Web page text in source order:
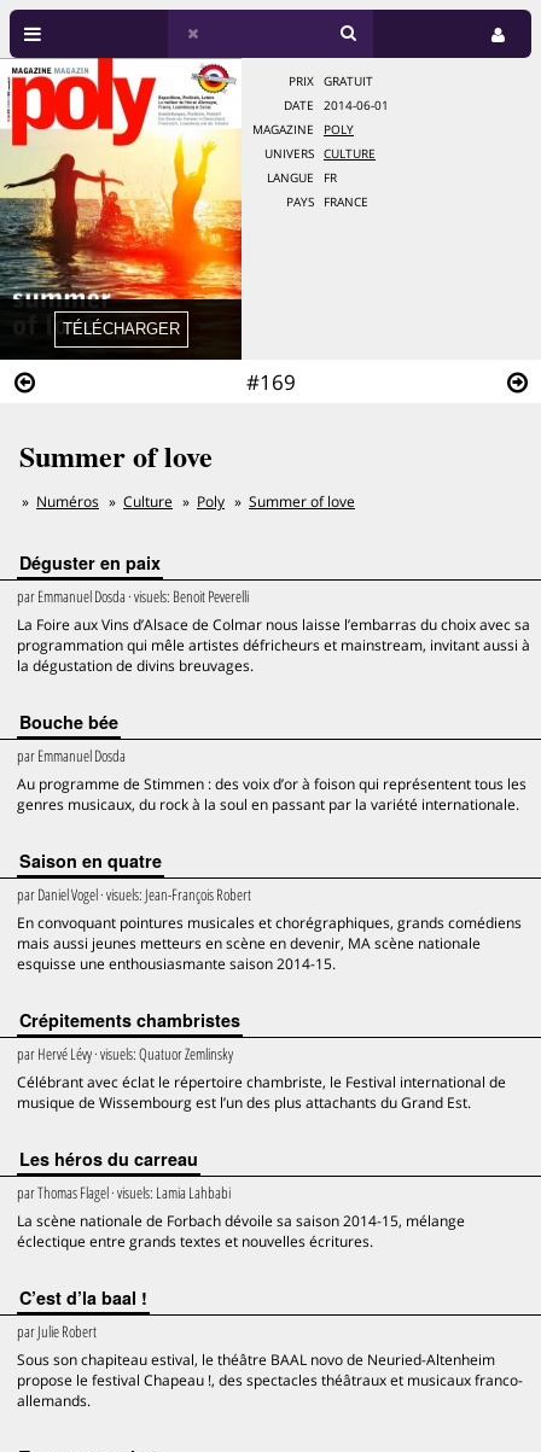
#169
PRIX
GRATUIT
DATE
2014-06-01
MAGAZINE
POLY
UNIVERS
CULTURE
LANGUE
FR
PAYS
FRANCE
Summer of love
Numéros Culture Poly Summer of love
Déguster en paix
parEmmanuel Dosda · visuels: Benoit Peverelli
La Foire aux Vins d’Alsace de Colmar nous laisse l’embarras du choix avec sa
programmation qui mêle artistes défricheurs et mainstream, invitant aussi à
la dégustation de divins breuvages.
Bouche bée
parEmmanuel Dosda
Au programme de Stimmen : des voix d’or à foison qui représentent tous les
genres musicaux, du rock à la soul en passant par la variété internationale.
Saison en quatre
parDaniel Vogel· visuels: Jean-François Robert
En convoquant pointures musicales et chorégraphiques, grands comédiens
mais aussi jeunes metteurs en scène en devenir, MA scène nationale
esquisse une enthousiasmante saison 2014-15.
Crépitements chambristes
parHervé Lévy· visuels:Quatuor Zemlinsky
Célébrant avec éclat le répertoire chambriste, le Festival international de
musique de Wissembourg est l’un des plus attachants du Grand Est.
Les héros du carreau
parThomas Flagel· visuels: Lamia Lahbabi
La scène nationale de Forbach dévoile sa saison 2014-15, mélange
éclectique entre grands textes et nouvelles écritures.
C’est d’la baal !
parJulie Robert
Sous son chapiteau estival, le théâtre BAAL novo de Neuried-Altenheim
propose le festival Chapeau !, des spectacles théâtraux et musicaux franco-
allemands.